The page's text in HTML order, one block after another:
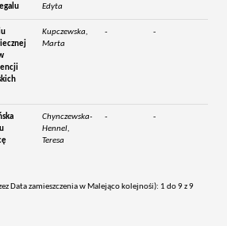
Edyta
Kupczewska,
Marta
- -
Chynczewska-
Hennel,
Teresa
- -
Data zamieszczenia w Malejąco kolejnośi): 1 do 9 z 9